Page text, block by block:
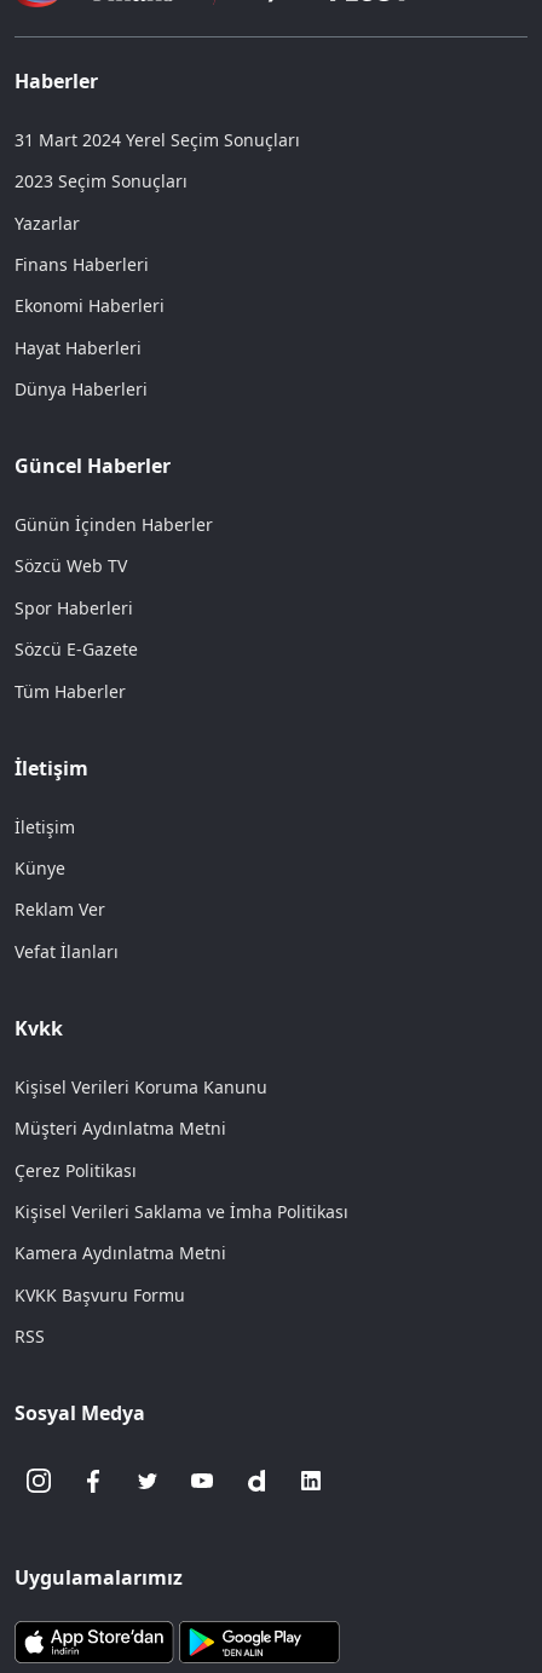
Haberler
31 Mart 2024 Yerel Seçim Sonuçları
2023 Seçim Sonuçları
Yazarlar
Finans Haberleri
Ekonomi Haberleri
Hayat Haberleri
Dünya Haberleri
Güncel Haberler
Günün İçinden Haberler
Sözcü Web TV
Spor Haberleri
Sözcü E-Gazete
Tüm Haberler
İletişim
İletişim
Künye
Reklam Ver
Vefat İlanları
Kvkk
Kişisel Verileri Koruma Kanunu
Müşteri Aydınlatma Metni
Çerez Politikası
Kişisel Verileri Saklama ve İmha Politikası
Kamera Aydınlatma Metni
KVKK Başvuru Formu
RSS
Sosyal Medya
Uygulamalarımız